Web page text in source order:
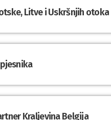
Litve i Uskršnjih otoka
Kraljevina Belgija